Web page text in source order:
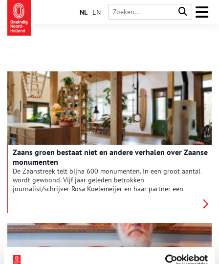
NL EN
Zaans groen bestaat niet en andere verhalen over Zaanse
monumenten
De Zaanstreek telt bijna 600 monumenten. In een groot aantal
wordt gewoond. Vijf jaar geleden betrokken
journalist/schrijver Rosa Koelemeijer en haar partner een
particuliere huiseigenaren hun huis open. Koelemeijer mocht
bij twaalf bewoners van monumentale woonhuizen een kijkje
nemen, om erachter te komen hoe het is om in een molen, een
pakhuis, een kerk of een houten koopmanshuis te wonen.
Vervolgens maakte ze er een prachtig vormgegeven boek van.